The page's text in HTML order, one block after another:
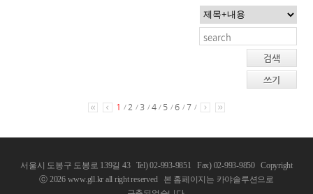
검색
쓰기
1 / 2 / 3 / 4 / 5 / 6 / 7 /
서울시 도봉구 도봉로 139길 43 Tel) 02-993-9851 Fax) 02-993-9850Copyright
ⓒ 2026 www.gll.kr all right reserved
본 홈페이지는 카야솔루션으로